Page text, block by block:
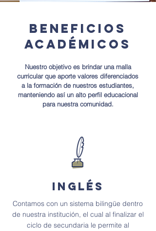
BENEFICIOS
AcadémicOS
Nuestro objetivo es brindar una malla
curricular que aporte valores diferenciados
a la formación de nuestros estudiantes,
manteniendo así un alto perfil educacional
para nuestra comunidad.
INGlés
Contamos con un sistema bilingüe dentro
de nuestra institución, el cual al finalizar el
ciclo de secundaria le permite al